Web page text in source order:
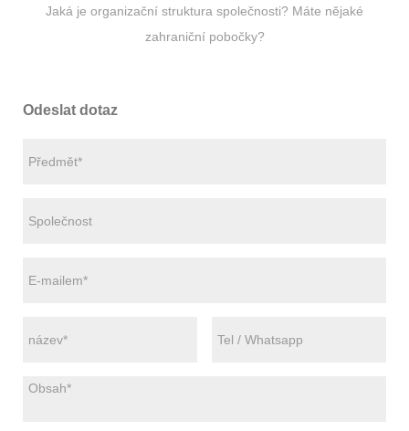
Jaká je organizační struktura společnosti? Máte nějaké
zahraniční pobočky?
Odeslat dotaz